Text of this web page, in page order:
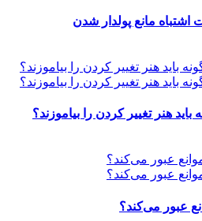
هنر تغییر کردن را بیاموزند؟
عبور می‌کند؟